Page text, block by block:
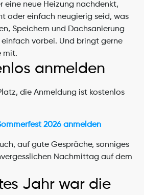
eine neue Heizung nachdenkt,
oder einfach neugierig seid, was
Speichern und Dachsanierung
vorbei. Und bringt gerne
mit.
anmelden
die Anmeldung ist kostenlos
2026 anmelden
auf gute Gespräche, sonniges
Nachmittag auf dem
Jahr war die